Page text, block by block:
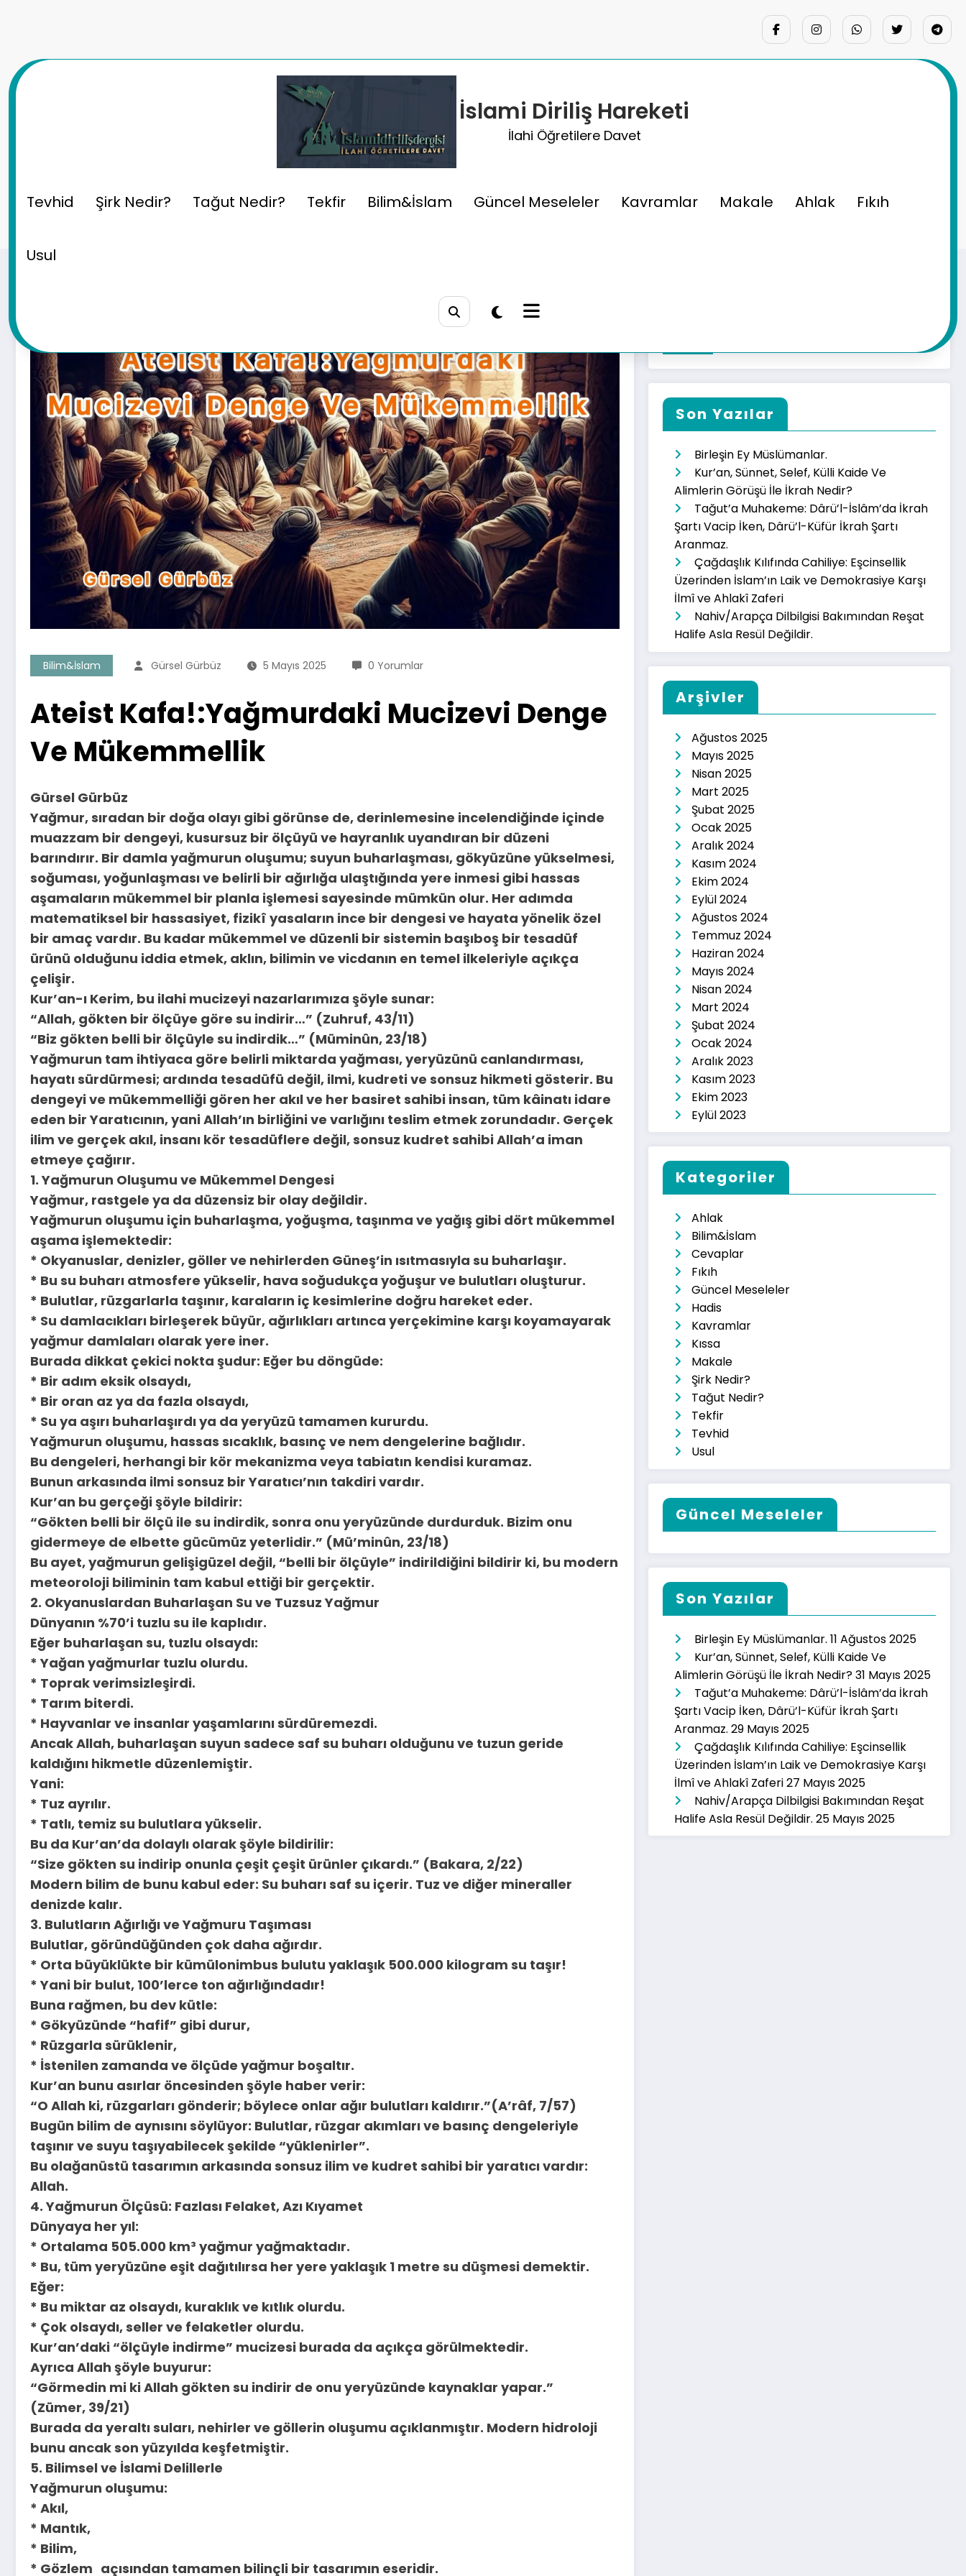
İslami Diriliş Hareketi
İlahi Öğretilere Davet
Tevhid Şirk Nedir? Tağut Nedir? Tekfir Bilim&İslam Güncel Meseleler Kavramlar Makale Ahlak Fıkıh
Usul
Ateist Kafa!:Yağmurdaki Mucizevi Denge Ve Mükemmellik
Bilim&İslam Gürsel Gürbüz 5 Mayıs 2025 0 Yorumlar
Ateist Kafa!:Yağmurdaki Mucizevi Denge
Ve Mükemmellik
Gürsel Gürbüz
Yağmur, sıradan bir doğa olayı gibi görünse de, derinlemesine incelendiğinde içinde
muazzam bir dengeyi, kusursuz bir ölçüyü ve hayranlık uyandıran bir düzeni
barındırır. Bir damla yağmurun oluşumu; suyun buharlaşması, gökyüzüne yükselmesi,
soğuması, yoğunlaşması ve belirli bir ağırlığa ulaştığında yere inmesi gibi hassas
aşamaların mükemmel bir planla işlemesi sayesinde mümkün olur. Her adımda
matematiksel bir hassasiyet, fizikî yasaların ince bir dengesi ve hayata yönelik özel
bir amaç vardır. Bu kadar mükemmel ve düzenli bir sistemin başıboş bir tesadüf
ürünü olduğunu iddia etmek, aklın, bilimin ve vicdanın en temel ilkeleriyle açıkça
çelişir.
Kur’an-ı Kerim, bu ilahi mucizeyi nazarlarımıza şöyle sunar:
“Allah, gökten bir ölçüye göre su indirir…” (Zuhruf, 43/11)
“Biz gökten belli bir ölçüyle su indirdik…” (Müminûn, 23/18)
Yağmurun tam ihtiyaca göre belirli miktarda yağması, yeryüzünü canlandırması,
hayatı sürdürmesi; ardında tesadüfü değil, ilmi, kudreti ve sonsuz hikmeti gösterir. Bu
dengeyi ve mükemmelliği gören her akıl ve her basiret sahibi insan, tüm kâinatı idare
eden bir Yaratıcının, yani Allah’ın birliğini ve varlığını teslim etmek zorundadır. Gerçek
ilim ve gerçek akıl, insanı kör tesadüflere değil, sonsuz kudret sahibi Allah’a iman
etmeye çağırır.
1. Yağmurun Oluşumu ve Mükemmel Dengesi
Yağmur, rastgele ya da düzensiz bir olay değildir.
Yağmurun oluşumu için buharlaşma, yoğuşma, taşınma ve yağış gibi dört mükemmel
aşama işlemektedir:
* Okyanuslar, denizler, göller ve nehirlerden Güneş’in ısıtmasıyla su buharlaşır.
* Bu su buharı atmosfere yükselir, hava soğudukça yoğuşur ve bulutları oluşturur.
* Bulutlar, rüzgarlarla taşınır, karaların iç kesimlerine doğru hareket eder.
* Su damlacıkları birleşerek büyür, ağırlıkları artınca yerçekimine karşı koyamayarak
yağmur damlaları olarak yere iner.
Burada dikkat çekici nokta şudur: Eğer bu döngüde:
* Bir adım eksik olsaydı,
* Bir oran az ya da fazla olsaydı,
* Su ya aşırı buharlaşırdı ya da yeryüzü tamamen kururdu.
Yağmurun oluşumu, hassas sıcaklık, basınç ve nem dengelerine bağlıdır.
Bu dengeleri, herhangi bir kör mekanizma veya tabiatın kendisi kuramaz.
Bunun arkasında ilmi sonsuz bir Yaratıcı’nın takdiri vardır.
Kur’an bu gerçeği şöyle bildirir:
“Gökten belli bir ölçü ile su indirdik, sonra onu yeryüzünde durdurduk. Bizim onu
gidermeye de elbette gücümüz yeterlidir.” (Mü’minûn, 23/18)
Bu ayet, yağmurun gelişigüzel değil, “belli bir ölçüyle” indirildiğini bildirir ki, bu modern
meteoroloji biliminin tam kabul ettiği bir gerçektir.
2. Okyanuslardan Buharlaşan Su ve Tuzsuz Yağmur
Dünyanın %70’i tuzlu su ile kaplıdır.
Eğer buharlaşan su, tuzlu olsaydı:
* Yağan yağmurlar tuzlu olurdu.
* Toprak verimsizleşirdi.
* Tarım biterdi.
* Hayvanlar ve insanlar yaşamlarını sürdüremezdi.
Ancak Allah, buharlaşan suyun sadece saf su buharı olduğunu ve tuzun geride
kaldığını hikmetle düzenlemiştir.
Yani:
* Tuz ayrılır.
* Tatlı, temiz su bulutlara yükselir.
Bu da Kur’an’da dolaylı olarak şöyle bildirilir:
“Size gökten su indirip onunla çeşit çeşit ürünler çıkardı.” (Bakara, 2/22)
Modern bilim de bunu kabul eder: Su buharı saf su içerir. Tuz ve diğer mineraller
denizde kalır.
3. Bulutların Ağırlığı ve Yağmuru Taşıması
Bulutlar, göründüğünden çok daha ağırdır.
* Orta büyüklükte bir kümülonimbus bulutu yaklaşık 500.000 kilogram su taşır!
* Yani bir bulut, 100’lerce ton ağırlığındadır!
Buna rağmen, bu dev kütle:
* Gökyüzünde “hafif” gibi durur,
* Rüzgarla sürüklenir,
* İstenilen zamanda ve ölçüde yağmur boşaltır.
Kur’an bunu asırlar öncesinden şöyle haber verir:
“O Allah ki, rüzgarları gönderir; böylece onlar ağır bulutları kaldırır.”(A’râf, 7/57)
Bugün bilim de aynısını söylüyor: Bulutlar, rüzgar akımları ve basınç dengeleriyle
taşınır ve suyu taşıyabilecek şekilde “yüklenirler”.
Bu olağanüstü tasarımın arkasında sonsuz ilim ve kudret sahibi bir yaratıcı vardır:
Allah.
4. Yağmurun Ölçüsü: Fazlası Felaket, Azı Kıyamet
Dünyaya her yıl:
* Ortalama 505.000 km³ yağmur yağmaktadır.
* Bu, tüm yeryüzüne eşit dağıtılırsa her yere yaklaşık 1 metre su düşmesi demektir.
Eğer:
* Bu miktar az olsaydı, kuraklık ve kıtlık olurdu.
* Çok olsaydı, seller ve felaketler olurdu.
Kur’an’daki “ölçüyle indirme” mucizesi burada da açıkça görülmektedir.
Ayrıca Allah şöyle buyurur:
“Görmedin mi ki Allah gökten su indirir de onu yeryüzünde kaynaklar yapar.”
(Zümer, 39/21)
Burada da yeraltı suları, nehirler ve göllerin oluşumu açıklanmıştır. Modern hidroloji
bunu ancak son yüzyılda keşfetmiştir.
5. Bilimsel ve İslami Delillerle
Yağmurun oluşumu:
* Akıl,
* Mantık,
* Bilim,
* Gözlem açısından tamamen bilinçli bir tasarımın eseridir.
Son Yazılar
Birleşin Ey Müslümanlar.
Kur’an, Sünnet, Selef, Külli Kaide Ve
Alimlerin Görüşü İle İkrah Nedir?
Tağut’a Muhakeme: Dârü’l-İslâm’da İkrah
Şartı Vacip İken, Dârü’l-Küfür İkrah Şartı
Aranmaz.
Çağdaşlık Kılıfında Cahiliye: Eşcinsellik
Üzerinden İslam’ın Laik ve Demokrasiye Karşı
İlmî ve Ahlakî Zaferi
Nahiv/Arapça Dilbilgisi Bakımından Reşat
Halife Asla Resül Değildir.
Arşivler
Ağustos 2025
Mayıs 2025
Nisan 2025
Mart 2025
Şubat 2025
Ocak 2025
Aralık 2024
Kasım 2024
Ekim 2024
Eylül 2024
Ağustos 2024
Temmuz 2024
Haziran 2024
Mayıs 2024
Nisan 2024
Mart 2024
Şubat 2024
Ocak 2024
Aralık 2023
Kasım 2023
Ekim 2023
Eylül 2023
Kategoriler
Ahlak
Bilim&İslam
Cevaplar
Fıkıh
Güncel Meseleler
Hadis
Kavramlar
Kıssa
Makale
Şirk Nedir?
Tağut Nedir?
Tekfir
Tevhid
Usul
Güncel Meseleler
Son Yazılar
Birleşin Ey Müslümanlar. 11 Ağustos 2025
Kur’an, Sünnet, Selef, Külli Kaide Ve
Alimlerin Görüşü İle İkrah Nedir?31 Mayıs 2025
Tağut’a Muhakeme: Dârü’l-İslâm’da İkrah
Şartı Vacip İken, Dârü’l-Küfür İkrah Şartı
Aranmaz. 29 Mayıs 2025
Çağdaşlık Kılıfında Cahiliye: Eşcinsellik
Üzerinden İslam’ın Laik ve Demokrasiye Karşı
İlmî ve Ahlakî Zaferi27 Mayıs 2025
Nahiv/Arapça Dilbilgisi Bakımından Reşat
Halife Asla Resül Değildir. 25 Mayıs 2025